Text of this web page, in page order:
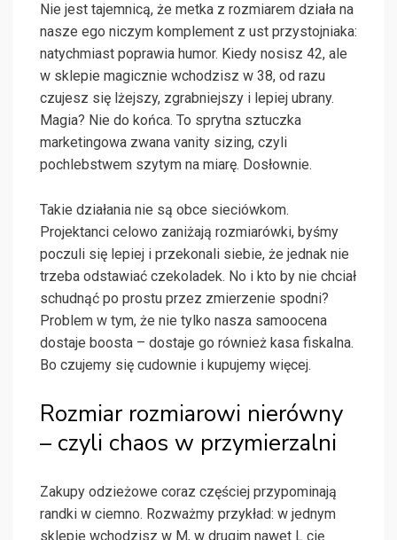
Nie jest tajemnicą, że metka z rozmiarem działa na
nasze ego niczym komplement z ust przystojniaka:
natychmiast poprawia humor. Kiedy nosisz 42, ale
w sklepie magicznie wchodzisz w 38, od razu
czujesz się lżejszy, zgrabniejszy i lepiej ubrany.
Magia? Nie do końca. To sprytna sztuczka
marketingowa zwana vanity sizing, czyli
pochlebstwem szytym na miarę. Dosłownie.
Takie działania nie są obce sieciówkom.
Projektanci celowo zaniżają rozmiarówki, byśmy
poczuli się lepiej i przekonali siebie, że jednak nie
trzeba odstawiać czekoladek. No i kto by nie chciał
schudnąć po prostu przez zmierzenie spodni?
Problem w tym, że nie tylko nasza samoocena
dostaje boosta – dostaje go również kasa fiskalna.
Bo czujemy się cudownie i kupujemy więcej.
Rozmiar rozmiarowi nierówny
– czyli chaos w przymierzalni
Zakupy odzieżowe coraz częściej przypominają
randki w ciemno. Rozważmy przykład: w jednym
sklepie wchodzisz w M, w drugim nawet L cię